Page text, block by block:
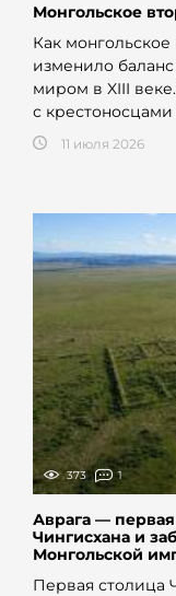
Монгольское
Как
изменило
миром в XIII
с
11 июля 2026
373 1
Аврага —
Чингисхана и
Монгольской
Первая столица